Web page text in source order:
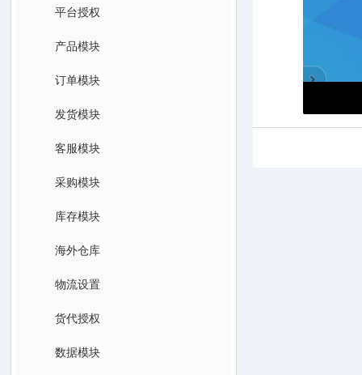
平台授权
产品模块
订单模块
发货模块
客服模块
采购模块
库存模块
海外仓库
物流设置
货代授权
数据模块